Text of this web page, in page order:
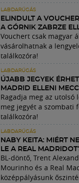
LABDARÚGÁS
ELINDULT A
A GÓRNIK ZABRZE
Vouchert csak magyar
vásárolhatnak a
találkozóra!
LABDARÚGÁS
ÚJABB JEGYEK
MADRID ELLENI
Ragadja meg az utolsó
meg jegyét a szombati
találkozóra!
LABDARÚGÁS
NABY KEITA: MIÉRT
LE A REAL
BL-döntő, Trent
Mourinho és a Real
középpályásunk